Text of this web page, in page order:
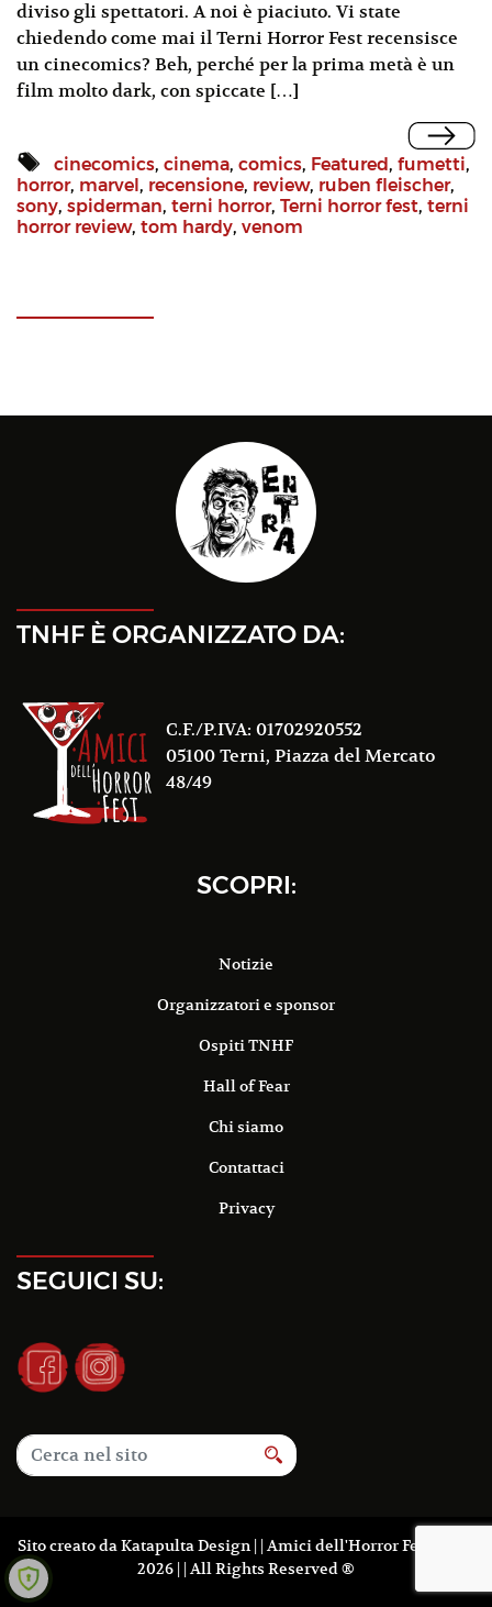
diviso gli spettatori. A noi è piaciuto. Vi state
chiedendo come mai il Terni Horror Fest recensisce
un cinecomics? Beh, perché per la prima metà è un
film molto dark, con spiccate […]
cinecomics, cinema, comics, Featured, fumetti,
horror, marvel , recensione, review, ruben fleischer,
sony, spiderman, terni horror, Terni horror fest, terni
horror review, tom hardy, venom
TNHF È ORGANIZZATO DA:
C.F./P.IVA: 01702920552
05100 Terni, Piazza del Mercato
48/49
SCOPRI:
Notizie
Organizzatori e sponsor
Ospiti TNHF
Hall of Fear
Chi siamo
Contattaci
Privacy
SEGUICI SU:
Sito creato daKatapulta Design| | Amici dell'Horror Fest 2016-
2026 | | All Rights Reserved ®